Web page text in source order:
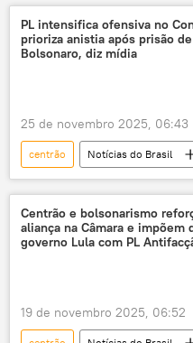
Michelle Bolsonaro
PL
eleições 2026
Luiz
PL intensifica ofensiva no
prioriza anistia após prisão
Bolsonaro, diz mídia
25 de novembro 2025, 06:43
centrão Notícias do Brasil
América Latina
Jair Bolsonaro
Flávio
Rogério Marinho
prisão preventiva
política
Centrão e bolsonarismo
aliança na Câmara e impõem
governo Lula com PL
19 de novembro 2025, 06:52